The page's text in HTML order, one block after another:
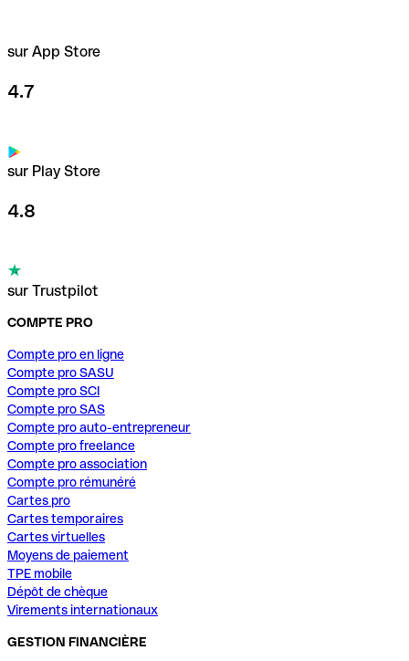
sur App Store
4.7
sur Play Store
4.8
sur Trustpilot
COMPTE PRO
Compte pro en ligne
Compte pro SASU
Compte pro SCI
Compte pro SAS
Compte pro auto-entrepreneur
Compte pro freelance
Compte pro association
Compte pro rémunéré
Cartes pro
Cartes temporaires
Cartes virtuelles
Moyens de paiement
TPE mobile
Dépôt de chèque
Virements internationaux
GESTION FINANCIÈRE